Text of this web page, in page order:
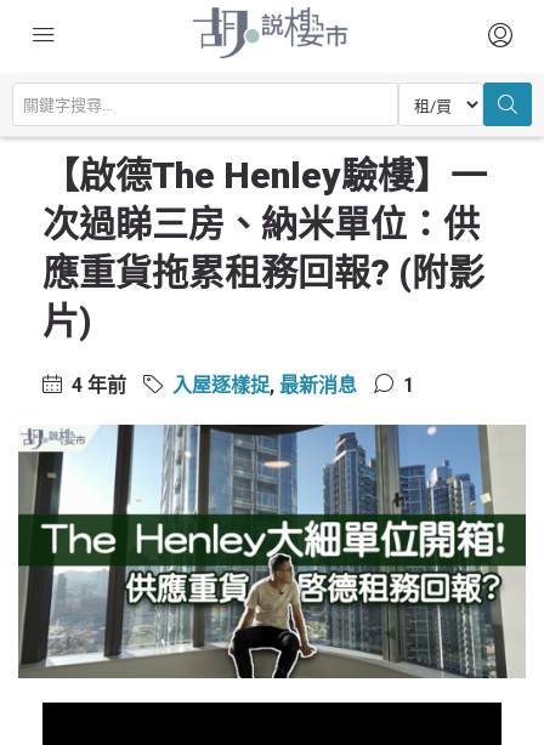
主頁
入屋逐樣捉
【啟德The Henley驗樓】一次過睇三房、納米單位：供應重貨拖累租務回
報? (附影片)
【啟德The Henley驗樓】一
次過睇三房、納米單位：供
應重貨拖累租務回報? (附影
片)
4 年前 入屋逐樣捉, 最新消息 1